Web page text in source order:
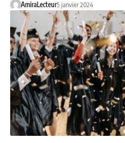
AmiraLecteur5 janvier 2024